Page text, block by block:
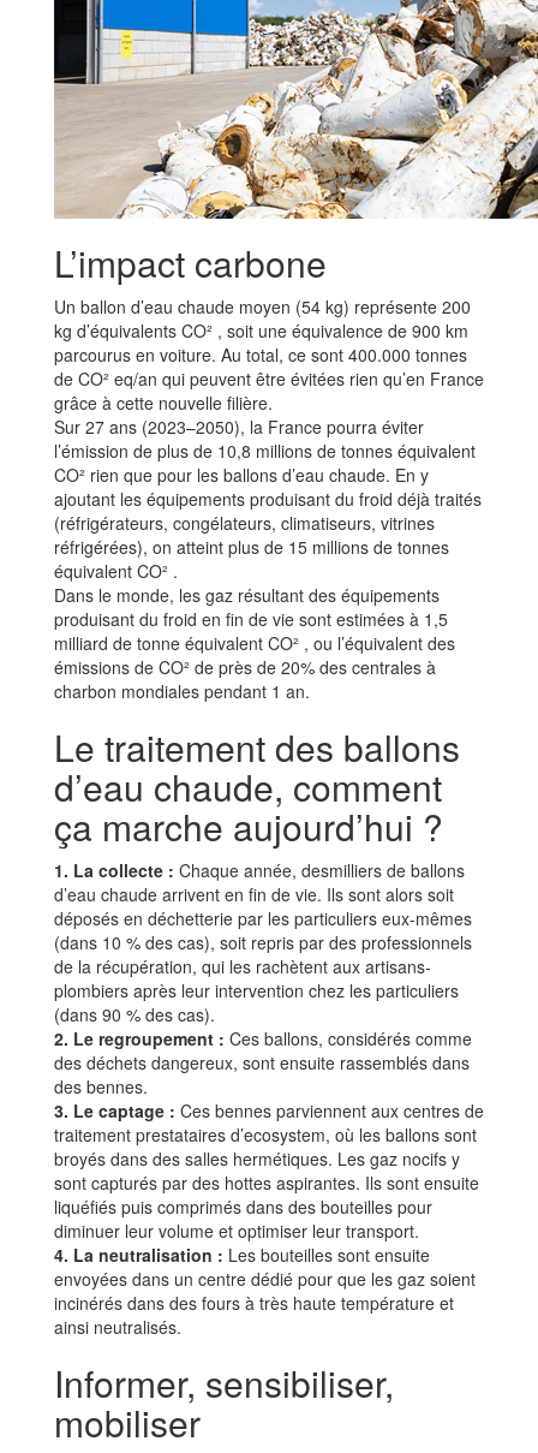
L’impact carbone
Un ballon d’eau chaude moyen (54 kg) représente 200
kg d’équivalents CO² , soit une équivalence de 900 km
parcourus en voiture. Au total, ce sont 400.000 tonnes
de CO² eq/an qui peuvent être évitées rien qu’en France
grâce à cette nouvelle filière.
Sur 27 ans (2023–2050), la France pourra éviter
l’émission de plus de 10,8 millions de tonnes équivalent
CO² rien que pour les ballons d’eau chaude. En y
ajoutant les équipements produisant du froid déjà traités
(réfrigérateurs, congélateurs, climatiseurs, vitrines
réfrigérées), on atteint plus de 15 millions de tonnes
équivalent CO² .
Dans le monde, les gaz résultant des équipements
produisant du froid en fin de vie sont estimées à 1,5
milliard de tonne équivalent CO² , ou l’équivalent des
émissions de CO² de près de 20% des centrales à
charbon mondiales pendant 1 an.
Le traitement des ballons
d’eau chaude, comment
ça marche aujourd’hui ?
1. La collecte : Chaque année, desmilliers de ballons
d’eau chaude arrivent en fin de vie. Ils sont alors soit
déposés en déchetterie par les particuliers eux-mêmes
(dans 10 % des cas), soit repris par des professionnels
de la récupération, qui les rachètent aux artisans-
plombiers après leur intervention chez les particuliers
(dans 90 % des cas).
2. Le regroupement : Ces ballons, considérés comme
des déchets dangereux, sont ensuite rassemblés dans
des bennes.
3. Le captage : Ces bennes parviennent aux centres de
traitement prestataires d’ecosystem, où les ballons sont
broyés dans des salles hermétiques. Les gaz nocifs y
sont capturés par des hottes aspirantes. Ils sont ensuite
liquéfiés puis comprimés dans des bouteilles pour
diminuer leur volume et optimiser leur transport.
4. La neutralisation : Les bouteilles sont ensuite
envoyées dans un centre dédié pour que les gaz soient
incinérés dans des fours à très haute température et
ainsi neutralisés.
Informer, sensibiliser,
mobiliser